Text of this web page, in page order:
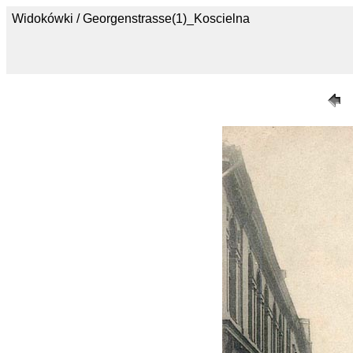
Widokówki / Georgenstrasse(1)_Koscielna